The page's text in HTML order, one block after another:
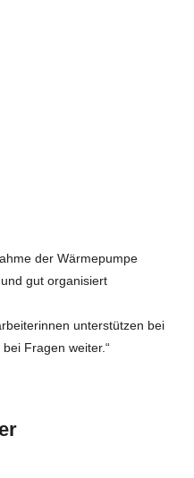
der Wärmepumpe
gut organisiert
unterstützen bei
Fragen weiter.“